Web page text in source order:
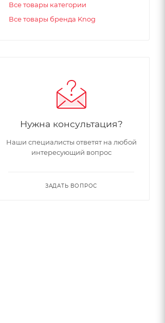
Все товары категории
Все товары бренда Knog
Нужна консультация?
Наши специалисты ответят на любой
интересующий вопрос
ЗАДАТЬ ВОПРОС